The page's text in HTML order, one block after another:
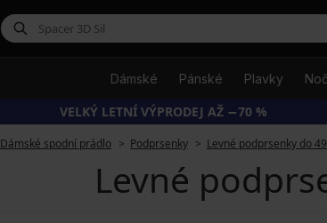
Dámské Pánské Plavky
VELKÝ LETNÍ VÝPRODEJ AŽ −70 %
Dámské spodní prádlo Podprsenky Levné podprsenky do
Levné